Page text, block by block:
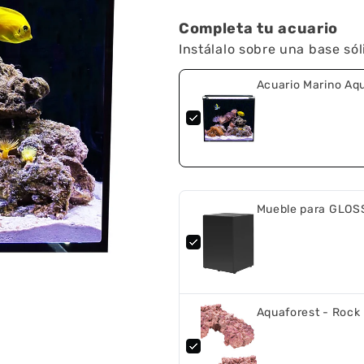
Completa tu acuario
Instálalo sobre una base
Acuario Marino
Mueble para
Aquaforest - Rock